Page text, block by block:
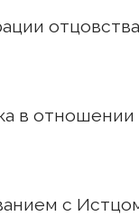
в
с